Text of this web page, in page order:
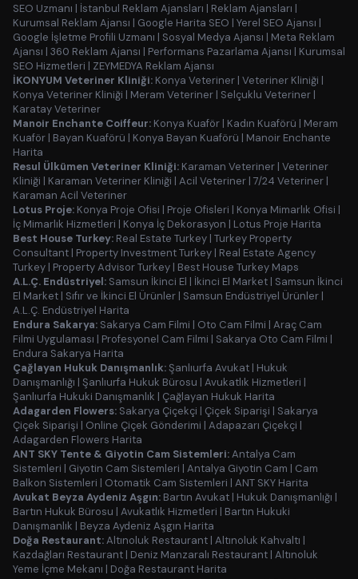
SEO Uzmanı | İstanbul Reklam Ajansları | Reklam Ajansları |
Kurumsal Reklam Ajansı | Google Harita SEO | Yerel SEO Ajansı |
Google İşletme Profili Uzmanı | Sosyal Medya Ajansı | Meta Reklam
Ajansı | 360 Reklam Ajansı | Performans Pazarlama Ajansı | Kurumsal
SEO Hizmetleri | ZEYMEDYA Reklam Ajansı
İKONYUM Veteriner Kliniği: Konya Veteriner | Veteriner Kliniği |
Konya Veteriner Kliniği | Meram Veteriner | Selçuklu Veteriner |
Karatay Veteriner
Manoir Enchante Coiffeur: Konya Kuaför | Kadın Kuaförü | Meram
Kuaför | Bayan Kuaförü | Konya Bayan Kuaförü | Manoir Enchante
Harita
Resul Ülkümen Veteriner Kliniği: Karaman Veteriner | Veteriner
Kliniği | Karaman Veteriner Kliniği | Acil Veteriner | 7/24 Veteriner |
Karaman Acil Veteriner
Lotus Proje: Konya Proje Ofisi | Proje Ofisleri | Konya Mimarlık Ofisi |
İç Mimarlık Hizmetleri | Konya İç Dekorasyon | Lotus Proje Harita
Best House Turkey: Real Estate Turkey | Turkey Property
Consultant | Property Investment Turkey | Real Estate Agency
Turkey | Property Advisor Turkey | Best House Turkey Maps
A.L.Ç. Endüstriyel: Samsun İkinci El | İkinci El Market | Samsun İkinci
El Market | Sıfır ve İkinci El Ürünler | Samsun Endüstriyel Ürünler |
A.L.Ç. Endüstriyel Harita
Endura Sakarya: Sakarya Cam Filmi | Oto Cam Filmi | Araç Cam
Filmi Uygulaması | Profesyonel Cam Filmi | Sakarya Oto Cam Filmi |
Endura Sakarya Harita
Çağlayan Hukuk Danışmanlık:Şanlıurfa Avukat | Hukuk
Danışmanlığı | Şanlıurfa Hukuk Bürosu | Avukatlık Hizmetleri |
Şanlıurfa Hukuki Danışmanlık | Çağlayan Hukuk Harita
Adagarden Flowers: Sakarya Çiçekçi | Çiçek Siparişi | Sakarya
Çiçek Siparişi | Online Çiçek Gönderimi | Adapazarı Çiçekçi |
Adagarden Flowers Harita
ANT SKY Tente & Giyotin Cam Sistemleri:Antalya Cam
Sistemleri | Giyotin Cam Sistemleri | Antalya Giyotin Cam | Cam
Balkon Sistemleri | Otomatik Cam Sistemleri | ANT SKY Harita
Avukat Beyza Aydeniz Aşgın: Bartın Avukat | Hukuk Danışmanlığı |
Bartın Hukuk Bürosu | Avukatlık Hizmetleri | Bartın Hukuki
Danışmanlık | Beyza Aydeniz Aşgın Harita
Doğa Restaurant:Altınoluk Restaurant | Altınoluk Kahvaltı |
Kazdağları Restaurant | Deniz Manzaralı Restaurant | Altınoluk
Yeme İçme Mekanı | Doğa Restaurant Harita